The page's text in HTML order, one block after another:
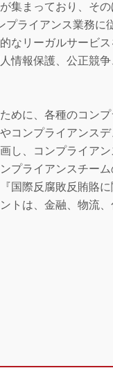
集まっており、そ
ライアンス業務
なリーガルサービ
情報保護、公正競
めに、各種のコン
コンプライアンス
し、コンプライア
プライアンスチー
国際反腐敗反賄賂
トは、金融、物流